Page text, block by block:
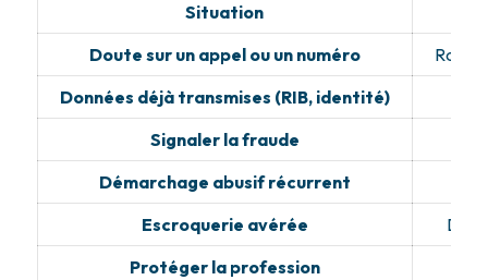
Situation
Doute sur un appel ou un numéro
Données déjà transmises (RIB, identité)
Signaler la fraude
Démarchage abusif récurrent
Escroquerie avérée
Protéger la profession